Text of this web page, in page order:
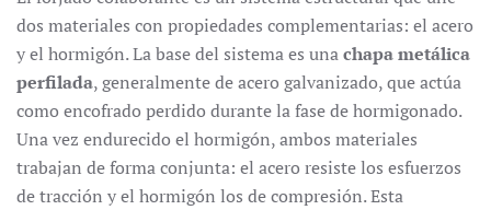
dos materiales con propiedades complementarias: el acero
y el hormigón. La base del sistema es unachapa metálica
perfilada, generalmente de acero galvanizado, que actúa
como encofrado perdido durante la fase de hormigonado.
Una vez endurecido el hormigón, ambos materiales
trabajan de forma conjunta: el acero resiste los esfuerzos
de tracción y el hormigón los de compresión. Esta